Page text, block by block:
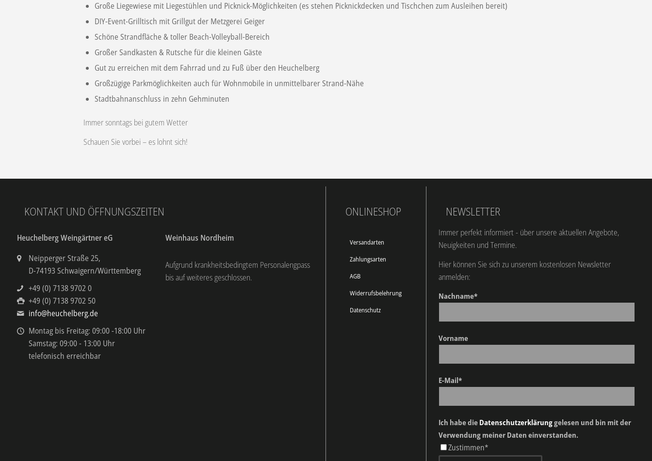
Große Liegewiese mit Liegestühlen und Picknick-Möglichkeiten (es stehen Picknickdecken und Tischchen zum Ausleihen bereit)
DIY-Event-Grilltisch mit Grillgut der Metzgerei Geiger
Schöne Strandfläche & toller Beach-Volleyball-Bereich
Großer Sandkasten & Rutsche für die kleinen Gäste
Gut zu erreichen mit dem Fahrrad und zu Fuß über den Heuchelberg
Großzügige Parkmöglichkeiten auch für Wohnmobile in unmittelbarer Strand-Nähe
Stadtbahnanschluss in zehn Gehminuten
Immer sonntags bei gutem Wetter
Schauen Sie vorbei – es lohnt sich!
KONTAKT UND ÖFFNUNGSZEITEN
Heuchelberg Weingärtner eG
Neipperger Straße 25,
D-74193 Schwaigern/Württemberg
+49 (0) 7138 9702 0
+49 (0) 7138 9702 50
info@heuchelberg.de
Montag bis Freitag: 09:00 -18:00 Uhr
Samstag: 09:00 - 13:00 Uhr
telefonisch erreichbar
Weinhaus Nordheim
Aufgrund krankheitsbedingtem Personalengpass
bis auf weiteres geschlossen.
ONLINESHOP
Versandarten
Zahlungsarten
AGB
Widerrufsbelehrung
Datenschutz
NEWSLETTER
Immer perfekt informiert - über unsere aktuellen Angebote,
Neuigkeiten und Termine.
Hier können Sie sich zu unserem kostenlosen Newsletter
anmelden:
Nachname*
Vorname
E-Mail*
Ich habe die Datenschutzerklärunggelesen und bin mit der
Verwendung meiner Daten einverstanden.
Zustimmen*